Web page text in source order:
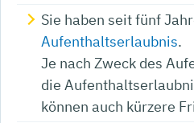
Sie haben seit fünf
Aufenthaltserlaubnis.
Je nach Zweck des
die
können auch kürzere